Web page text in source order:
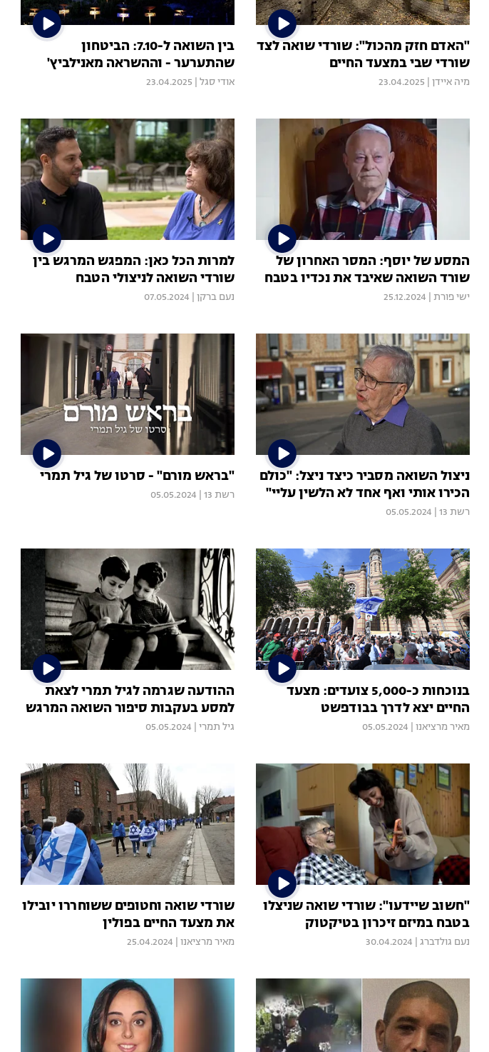
"האדם חזק מהכול": שורדי שואה לצד
שורדי שבי במצעד החיים
מיה איידן 23.04.2025
בין השואה ל-7.10: הביטחון
שהתערער - וההשראה מאנילביץ'
אודי סגל 23.04.2025
המסע של יוסף: המסר האחרון של
שורד השואה שאיבד את נכדיו בטבח
ישי פורת 25.12.2024
למרות הכל כאן: המפגש המרגש בין
שורדי השואה לניצולי הטבח
נעם ברקן 07.05.2024
ניצול השואה מסביר כיצד ניצל: "כולם
הכירו אותי ואף אחד לא הלשין עליי"
רשת 13 05.05.2024
"בראש מורם" - סרטו של גיל תמרי
רשת 13 05.05.2024
בנוכחות כ-5,000 צועדים: מצעד
החיים יצא לדרך בבודפשט
מאיר מרציאנו 05.05.2024
ההודעה שגרמה לגיל תמרי לצאת
למסע בעקבות סיפור השואה המרגש
גיל תמרי 05.05.2024
"חשוב שיידעו": שורדי שואה שניצלו
בטבח במיזם זיכרון בטיקטוק
נעם גולדברג 30.04.2024
שורדי שואה וחטופים ששוחררו יובילו
את מצעד החיים בפולין
מאיר מרציאנו 25.04.2024